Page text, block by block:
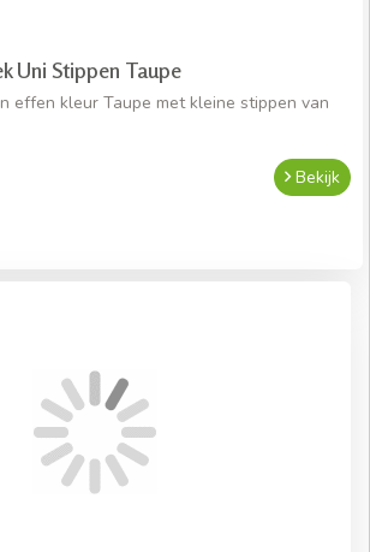
Uni Stippen Taupe
effen kleur Taupe met kleine stippen van
Bekijk